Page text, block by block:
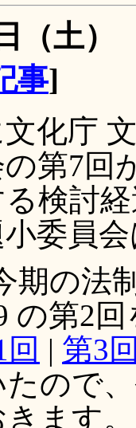
（土）
事]
文化庁
第7回
検討
委員
期の法
の第2
| 第3回
たので
ます。